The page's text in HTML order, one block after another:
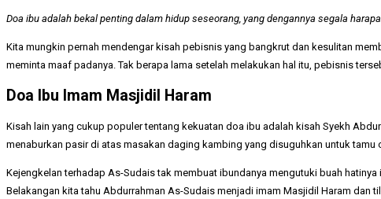
Doa ibu adalah bekal penting dalam hidup seseorang, yang dengannya segala
Kita mungkin pernah mendengar kisah pebisnis yang bangkrut dan kesulitan
meminta maaf padanya. Tak berapa lama setelah melakukan hal itu, pebisnis
Doa Ibu Imam Masjidil Haram
Kisah lain yang cukup populer tentang kekuatan doa ibu adalah kisah Syekh
menaburkan pasir di atas masakan daging kambing yang disuguhkan untuk tamu
Kejengkelan terhadap As-Sudais tak membuat ibundanya mengutuki buah
Belakangan kita tahu Abdurrahman As-Sudais menjadi imam Masjidil Haram dan